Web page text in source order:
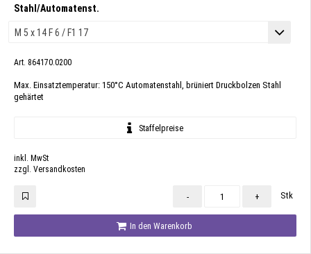
Stahl/Automatenst.
Art. 864170.0200
Max. Einsatztemperatur: 150°C Automatenstahl, brüniert Druckbolzen Stahl
gehärtet
Staffelpreise
inkl. MwSt
zzgl. Versandkosten
- + Stk
In den Warenkorb